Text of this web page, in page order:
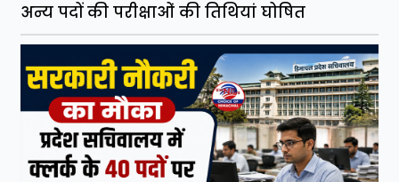
अन्य पदों की परीक्षाओं की तिथियां घोषित